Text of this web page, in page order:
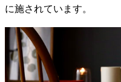
に施されています。